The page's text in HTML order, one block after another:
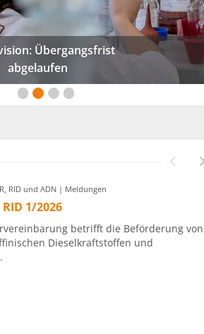
Übergangsfrist
abgelaufen
RID und ADN | Meldungen
1/2026
betrifft die Beförderung von
Dieselkraftstoffen und